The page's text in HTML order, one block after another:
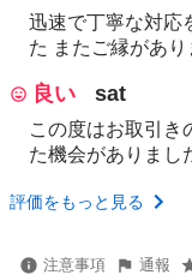
迅速で丁寧な対応
た またご縁があ
良い sat
この度はお取引き
た機会がありまし
評価をもっと見る
注意事項 通報